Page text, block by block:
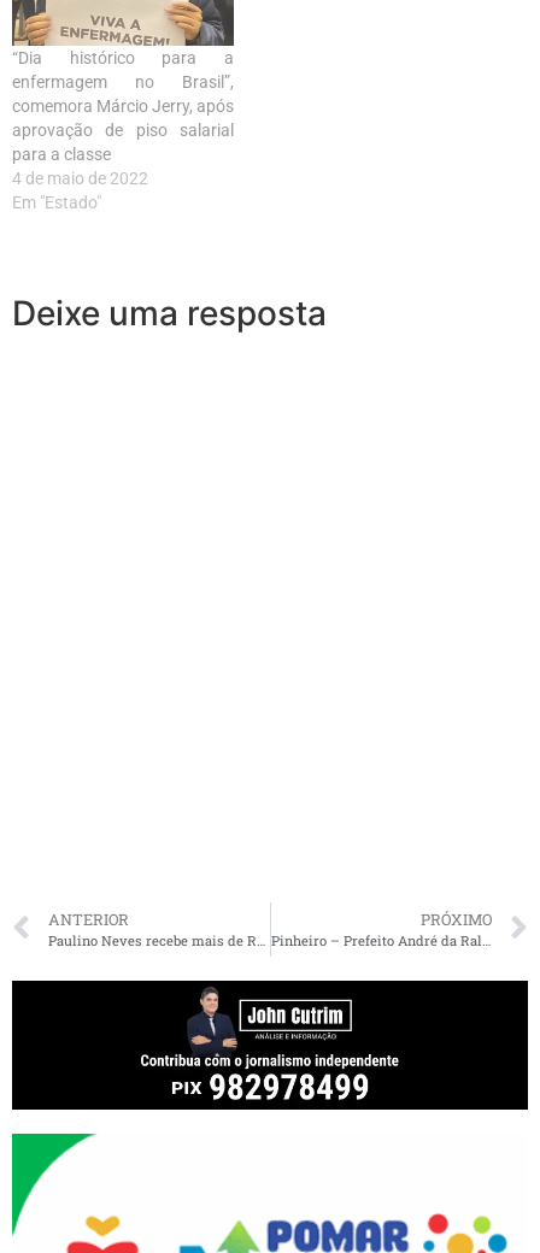
“Dia histórico para a
enfermagem no Brasil”,
comemora Márcio Jerry, após
aprovação de piso salarial
para a classe
4 de maio de 2022
Em "Estado"
Deixe uma resposta
ANTERIOR PRÓXIMO